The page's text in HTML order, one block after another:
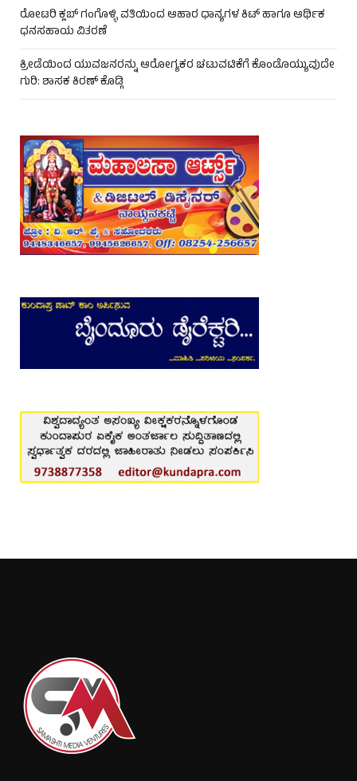
ರೋಟರಿ ಕ್ಲಬ್ ಗಂಗೊಳ್ಳಿ ವತಿಯಿಂದ ಆಹಾರ ಧಾನ್ಯಗಳ ಕಿಟ್ ಹಾಗೂ ಆರ್ಥಿಕ
ಧನಸಹಾಯ ವಿತರಣೆ
ಕ್ರೀಡೆಯಿಂದ ಯುವಜನರನ್ನು ಆರೋಗ್ಯಕರ ಚಟುವಟಿಕೆಗೆ ಕೊಂಡೊಯ್ಯುವುದೇ
ಗುರಿ: ಶಾಸಕ ಕಿರಣ್ ಕೊಡ್ಗಿ